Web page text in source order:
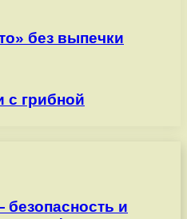
без выпечки
с грибной
и